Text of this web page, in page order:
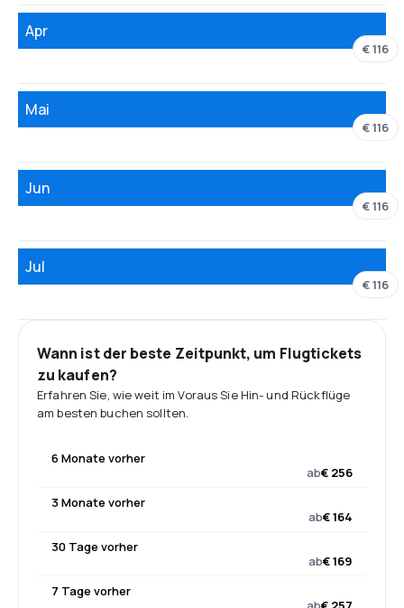
Apr
€ 116
Mai
€ 116
Jun
€ 116
Jul
€ 116
Wann ist der beste Zeitpunkt, um Flugtickets
zu kaufen?
Erfahren Sie, wie weit im Voraus Sie Hin- und Rückflüge
am besten buchen sollten.
6 Monate vorher
ab€ 256
3 Monate vorher
ab€ 164
30 Tage vorher
ab€ 169
7 Tage vorher